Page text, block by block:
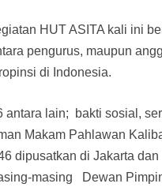
HUT ASITA kali ini
pengurus, maupun
di Indonesia.
lain; bakti sosial,
Makam Pahlawan
dipusatkan di Jakarta
masing Dewan